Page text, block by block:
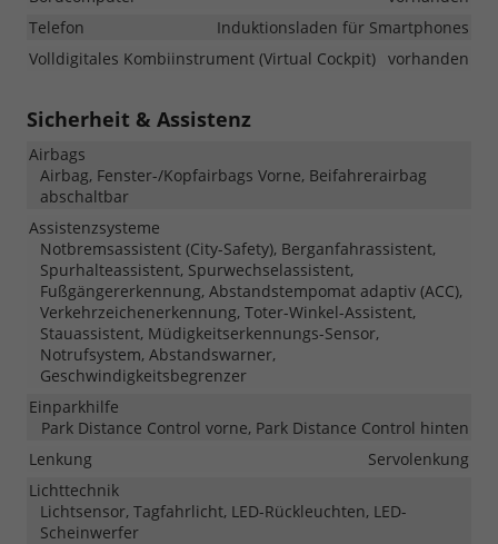
Telefon
Induktionsladen für Smartphones
Volldigitales Kombiinstrument (Virtual Cockpit) vorhanden
Sicherheit & Assistenz
Airbags
Airbag, Fenster-/Kopfairbags Vorne, Beifahrerairbag
abschaltbar
Assistenzsysteme
Notbremsassistent (City-Safety), Berganfahrassistent,
Spurhalteassistent, Spurwechselassistent,
Fußgängererkennung, Abstandstempomat adaptiv (ACC),
Verkehrzeichenerkennung, Toter-Winkel-Assistent,
Stauassistent, Müdigkeitserkennungs-Sensor,
Notrufsystem, Abstandswarner,
Geschwindigkeitsbegrenzer
Einparkhilfe
Park Distance Control vorne, Park Distance Control hinten
Lenkung
Servolenkung
Lichttechnik
Lichtsensor, Tagfahrlicht, LED-Rückleuchten, LED-
Scheinwerfer